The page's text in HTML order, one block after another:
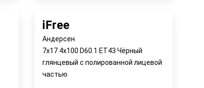
iFree
Андерсен
7x17 4x100 D60.1 ET43 Чёрный
глянцевый с полированной лицевой
частью